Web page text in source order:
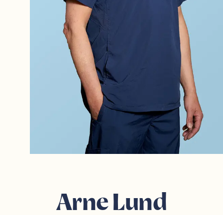
Arne Lund